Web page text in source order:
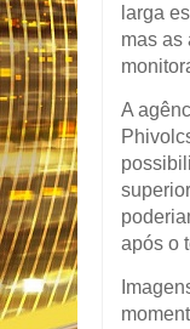
larga
mas as
A
após o